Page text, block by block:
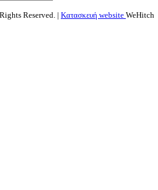
Reserved. | Κατασκευή website WeHitch